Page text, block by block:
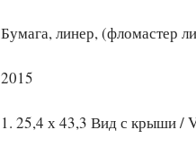
Бумага, линер, (фломастер
2015
1. 25,4 х 43,3 Вид с крыши /